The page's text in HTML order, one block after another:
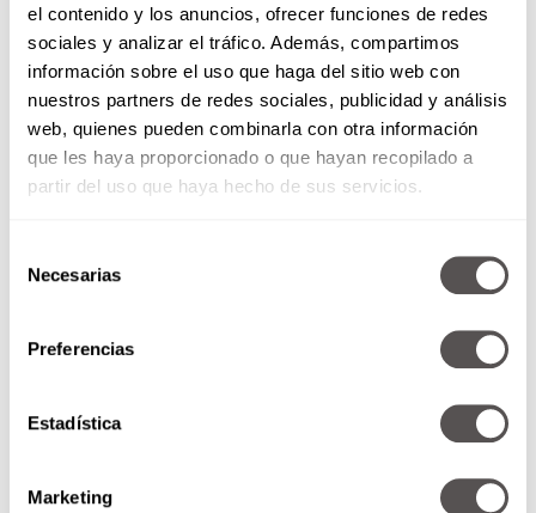
el contenido y los anuncios, ofrecer funciones de redes
sociales y analizar el tráfico. Además, compartimos
información sobre el uso que haga del sitio web con
nuestros partners de redes sociales, publicidad y análisis
web, quienes pueden combinarla con otra información
que les haya proporcionado o que hayan recopilado a
partir del uso que haya hecho de sus servicios.
Necesarias
Preferencias
Estadística
Marketing